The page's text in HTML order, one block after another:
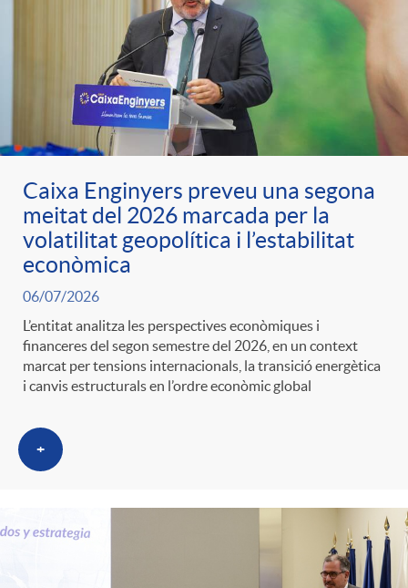
Caixa Enginyers preveu una segona
meitat del 2026 marcada per la
volatilitat geopolítica i l’estabilitat
econòmica
06/07/2026
L’entitat analitza les perspectives econòmiques i
financeres del segon semestre del 2026, en un context
marcat per tensions internacionals, la transició energètica
i canvis estructurals en l’ordre econòmic global
+